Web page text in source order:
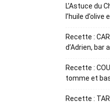
L’Astuce du
l’huile d’olive
Recette :
d’Adrien, bar
Recette :
tomme et
Recette :